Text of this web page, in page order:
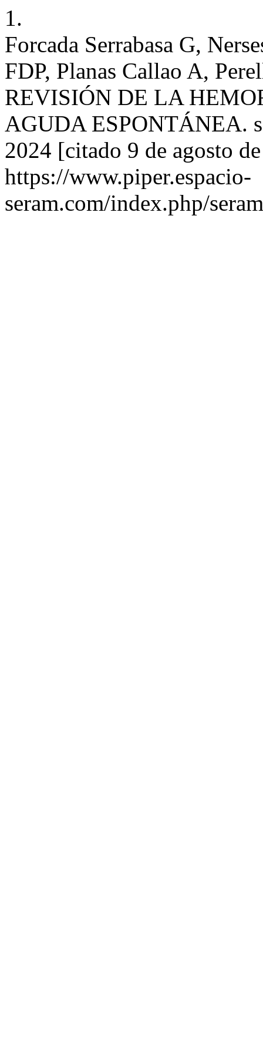
1.
Forcada Serrabasa G,
FDP, Planas Callao A,
REVISIÓN DE LA
AGUDA ESPONTÁNEA.
2024 [citado 9 de agosto
https://www.piper.espacio-
seram.com/index.php/